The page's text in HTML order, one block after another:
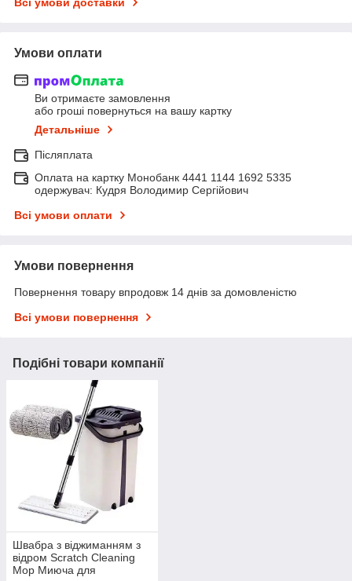
Умови оплати
Ви отримаєте замовлення
або гроші повернуться на вашу картку
Детальніше
Післяплата
Оплата на картку Монобанк 4441 1144 1692 5335
одержувач: Кудря Володимир Сергійович
Всі умови оплати
Умови повернення
Повернення товару впродовж 14 днів за домовленістю
Всі умови повернення
Подібні товари компанії
Швабра з віджиманням з
відром Scratch Cleaning
Mop Миюча для